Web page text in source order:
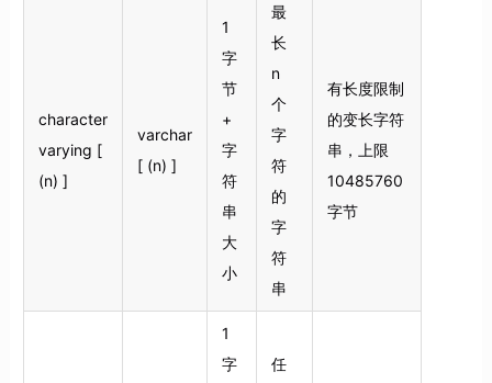
character
varying [
(n) ]
varchar
[ (n) ]
1
字
节
+
字
符
串
大
小
最
长
n
个
字
符
的
字
符
串
有长度限制
的变长字符
串，上限
10485760
字节
1
字
任